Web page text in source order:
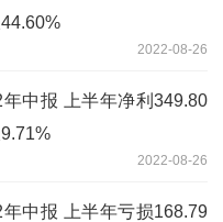
2022-08-26
中报 上半年净利349.80
2022-08-26
中报 上半年亏损168.79